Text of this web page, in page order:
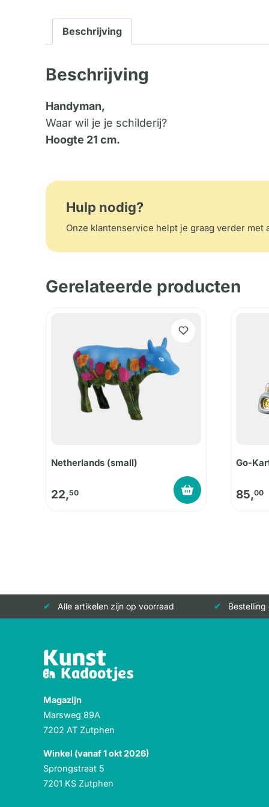
Beschrijving
Beschrijving
Handyman,
Waar wil je je schilderij?
Hoogte 21 cm.
Hulp nodig?
Onze klantenservice helpt je graag verder met
Gerelateerde producten
Netherlands (small)
22,50
Go-
85,00
Alle artikelen zijn op voorraad
Magazijn
Marsweg 89A
7202 AT Zutphen
Winkel (vanaf 1 okt 2026)
Sprongstraat 5
7201 KS Zutphen